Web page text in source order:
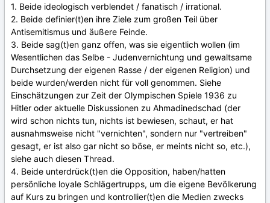
1. Beide ideologisch verblendet / fanatisch / irrational.
2. Beide definier(t)en ihre Ziele zum großen Teil über
Antisemitismus und äußere Feinde.
3. Beide sag(t)en ganz offen, was sie eigentlich wollen (im
Wesentlichen das Selbe - Judenvernichtung und gewaltsame
Durchsetzung der eigenen Rasse / der eigenen Religion) und
beide wurden/werden nicht für voll genommen. Siehe
Einschätzungen zur Zeit der Olympischen Spiele 1936 zu
Hitler oder aktuelle Diskussionen zu Ahmadinedschad (der
wird schon nichts tun, nichts ist bewiesen, schaut, er hat
ausnahmsweise nicht "vernichten", sondern nur "vertreiben"
gesagt, er ist also gar nicht so böse, er meints nicht so, etc.),
siehe auch diesen Thread.
4. Beide unterdrück(t)en die Opposition, haben/hatten
persönliche loyale Schlägertrupps, um die eigene Bevölkerung
auf Kurs zu bringen und kontrollier(t)en die Medien zwecks